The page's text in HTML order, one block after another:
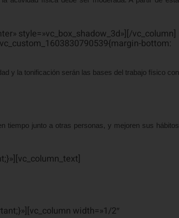
style=»vc_box_shadow_3d»][/vc_column]
bottom:
y la tonificación serán las bases del trabajo físico con
tiempo junto a otras personas, y mejoren sus hábitos
width=»1/2″